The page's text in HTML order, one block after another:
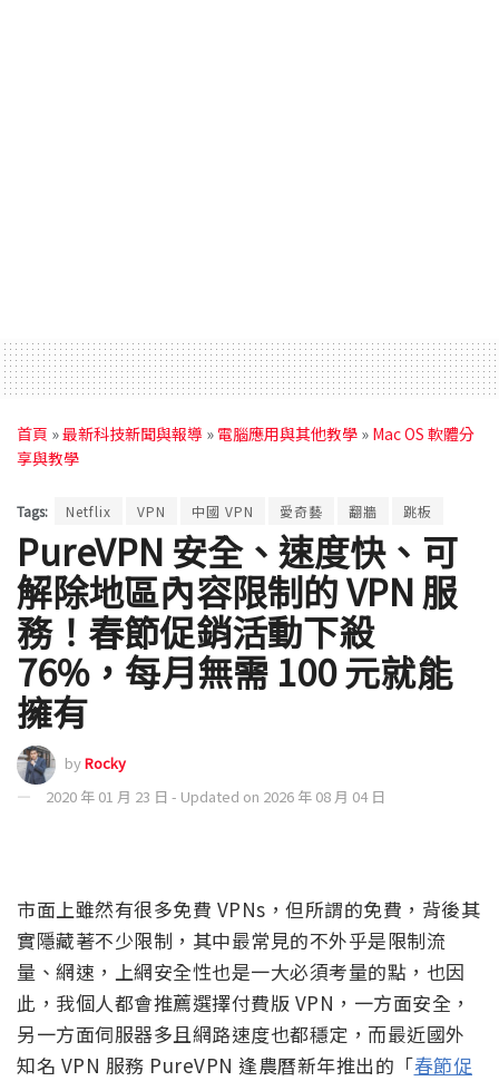
首頁 »最新科技新聞與報導 » 電腦應用與其他教學 » Mac OS 軟體分
享與教學
Tags: Netflix VPN 中國 VPN 愛奇藝 翻牆 跳板
PureVPN 安全、速度快、可
解除地區內容限制的 VPN 服
務！春節促銷活動下殺
76%，每月無需 100 元就能
擁有
byRocky
2020 年 01 月 23 日 - Updated on 2026 年 08 月 04 日
市面上雖然有很多免費 VPNs，但所謂的免費，背後其
實隱藏著不少限制，其中最常見的不外乎是限制流
量、網速，上網安全性也是一大必須考量的點，也因
此，我個人都會推薦選擇付費版 VPN，一方面安全，
另一方面伺服器多且網路速度也都穩定，而最近國外
知名 VPN 服務 PureVPN 逢農曆新年推出的「春節促